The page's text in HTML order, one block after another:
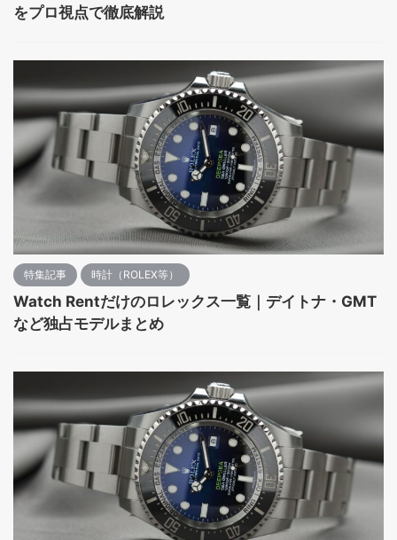
をプロ視点で徹底解説
特集記事 時計（ROLEX等）
Watch Rentだけのロレックス一覧｜デイトナ・GMT
など独占モデルまとめ